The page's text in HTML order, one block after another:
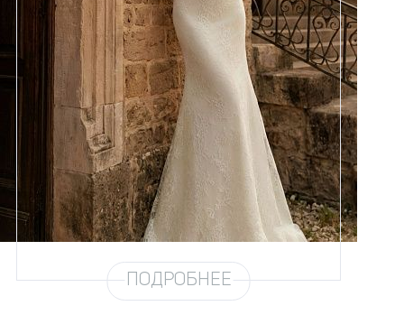
Размеры
42, 44, 46, 48, 50, 52, 54, 56,
58
Цвет
Айвори
Силуэт
Рыбка
Кружево
Жемчуг
Юбка
Атлас стрейч + кружево
Шлейф
Возможен
ПОДРОБНЕЕ